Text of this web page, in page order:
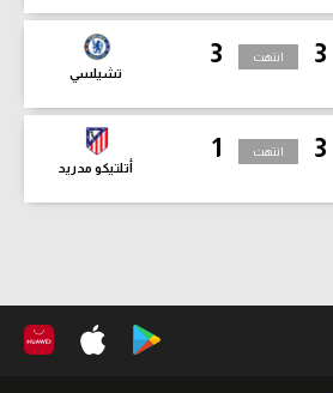
3
3
تشيلسي
انتهت
3
1
أتلتيكو مدريد
انتهت